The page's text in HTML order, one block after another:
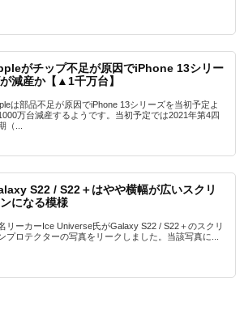
がチップ不足が原因でiPhone 13シリー
減産か【▲1千万台】
は部品不足が原因でiPhone 13シリーズを当初予定よ
万台減産するようです。当初予定では2021年第4四
（...
S22 / S22＋はやや横幅が広いスクリ
になる模様
リーカーIce Universe氏がGalaxy S22 / S22＋のスクリ
プロテクターの写真をリークしました。当該写真に...